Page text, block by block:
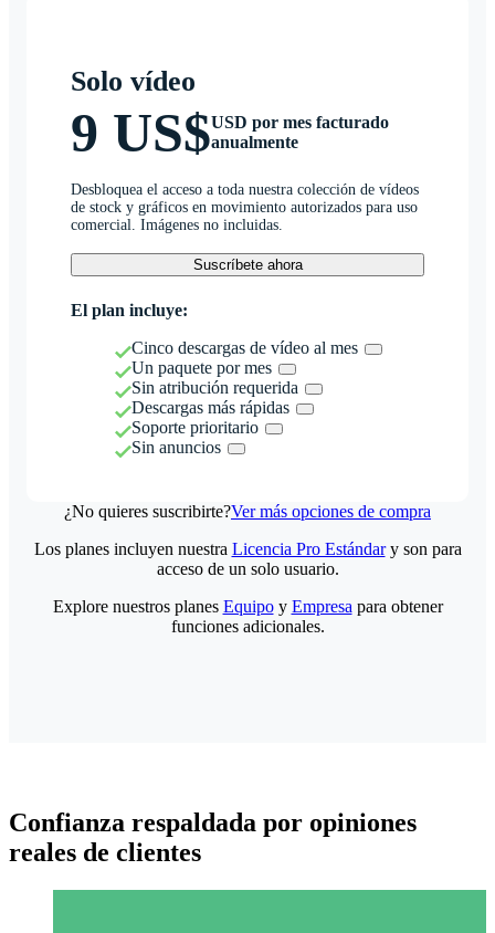
Solo vídeo
9 US$USD por mes facturado
anualmente
Desbloquea el acceso a toda nuestra colección de vídeos
de stock y gráficos en movimiento autorizados para uso
comercial. Imágenes no incluidas.
Suscríbete ahora
El plan incluye:
Cinco descargas de vídeo al mes
Un paquete por mes
Sin atribución requerida
Descargas más rápidas
Soporte prioritario
Sin anuncios
¿No quieres suscribirte?Ver más opciones de compra
Los planes incluyen nuestra Licencia Pro Estándary son para
acceso de un solo usuario.
Explore nuestros planes Equipoy Empresa para obtener
funciones adicionales.
Confianza respaldada por opiniones
reales de clientes